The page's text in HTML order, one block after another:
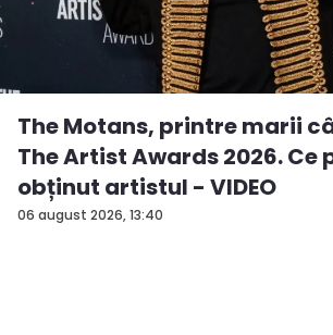
06 august 2026, 13:40
The Motans, printre marii
The Artist Awards 2026. Ce
obținut artistul - VIDEO